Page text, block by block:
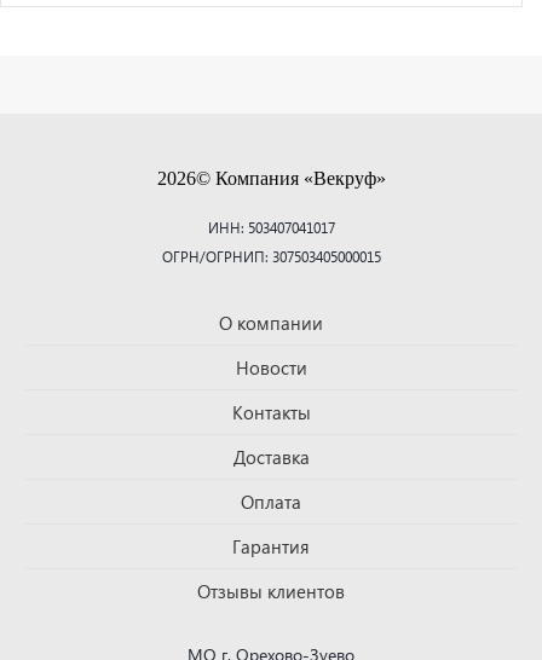
2026© Компания «Векруф»
ИНН: 503407041017
ОГРН/ОГРНИП: 307503405000015
О компании
Новости
Контакты
Доставка
Оплата
Гарантия
Отзывы клиентов
МО г. Орехово-Зуево